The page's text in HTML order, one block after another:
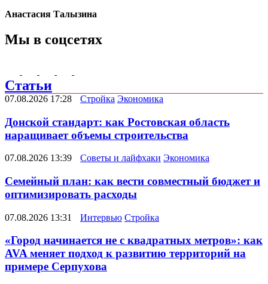
Анастасия Талызина
Мы в соцсетях
Статьи
07.08.2026 17:28 Стройка Экономика
Донской стандарт: как Ростовская область
наращивает объемы строительства
07.08.2026 13:39 Советы и лайфхаки Экономика
Семейный план: как вести совместный бюджет и
оптимизировать расходы
07.08.2026 13:31 Интервью Стройка
«Город начинается не с квадратных метров»: как
AVA меняет подход к развитию территорий на
примере Серпухова